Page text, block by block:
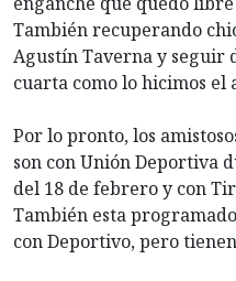
También recuperando
Agustín Taverna y seguir
cuarta como lo hicimos el
Por lo pronto, los
son con Unión Deportiva
del 18 de febrero y con
También esta
con Deportivo, pero